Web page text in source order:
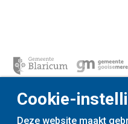
Cookie-
Deze website maakt